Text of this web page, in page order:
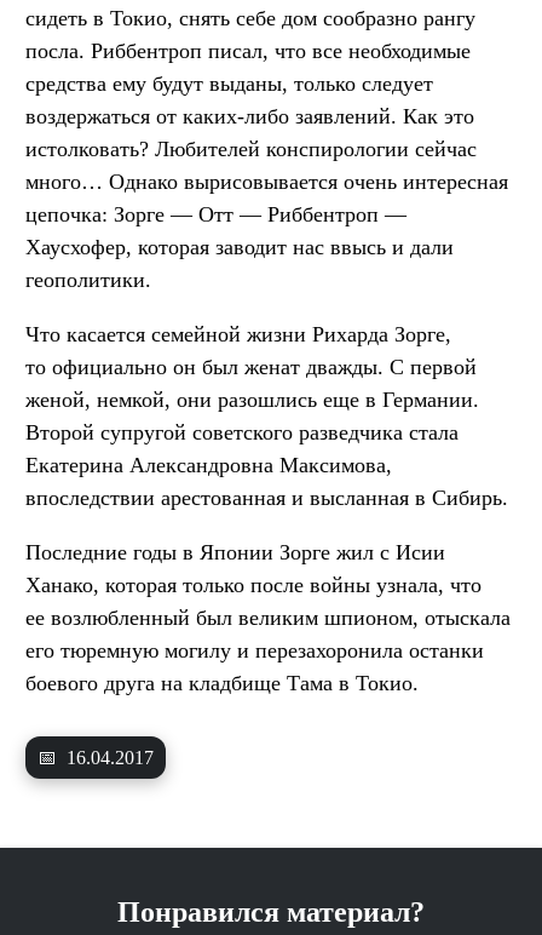
сидеть в Токио, снять себе дом сообразно рангу
посла. Риббентроп писал, что все необходимые
средства ему будут выданы, только следует
воздержаться от каких-либо заявлений. Как это
истолковать? Любителей конспирологии сейчас
много… Однако вырисовывается очень интересная
цепочка: Зорге — Отт — Риббентроп —
Хаусхофер, которая заводит нас ввысь и дали
геополитики.
Что касается семейной жизни Рихарда Зорге,
то официально он был женат дважды. С первой
женой, немкой, они разошлись еще в Германии.
Второй супругой советского разведчика стала
Екатерина Александровна Максимова,
впоследствии арестованная и высланная в Сибирь.
Последние годы в Японии Зорге жил с Исии
Ханако, которая только после войны узнала, что
ее возлюбленный был великим шпионом, отыскала
его тюремную могилу и перезахоронила останки
боевого друга на кладбище Тама в Токио.
📅 16.04.2017
Понравился материал?